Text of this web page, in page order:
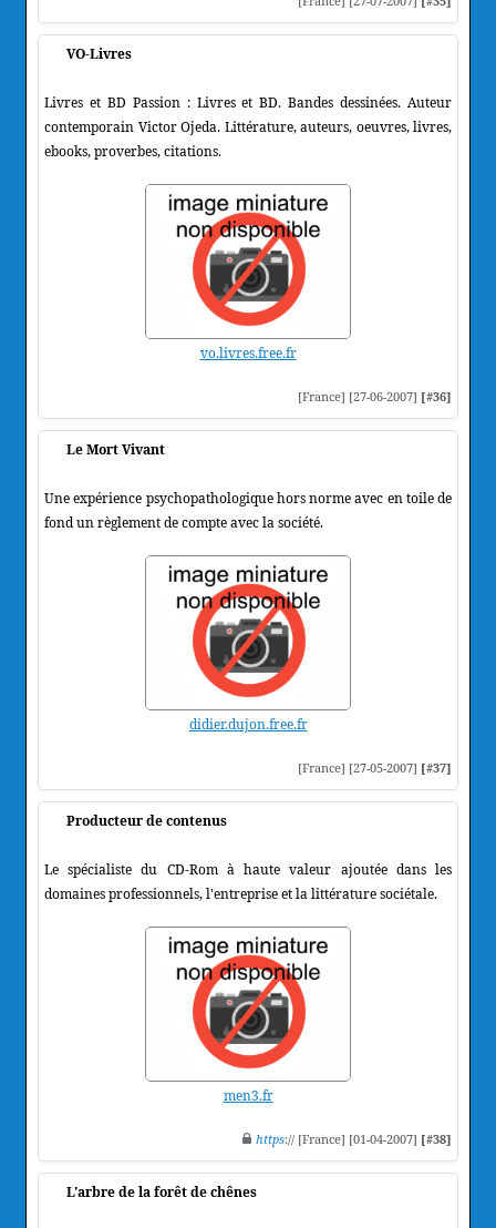
VO-Livres
Livres et BD Passion : Livres et BD. Bandes dessinées. Auteur
contemporain Victor Ojeda. Littérature, auteurs, oeuvres, livres,
ebooks, proverbes, citations.
vo.livres.free.fr
[France] [27-06-2007] [#36]
Le Mort Vivant
Une expérience psychopathologique hors norme avec en toile de
fond un règlement de compte avec la société.
didier.dujon.free.fr
[France] [27-05-2007] [#37]
Producteur de contenus
Le spécialiste du CD-Rom à haute valeur ajoutée dans les
domaines professionnels, l'entreprise et la littérature sociétale.
men3.fr
https:// [France] [01-04-2007] [#38]
L'arbre de la forêt de chênes